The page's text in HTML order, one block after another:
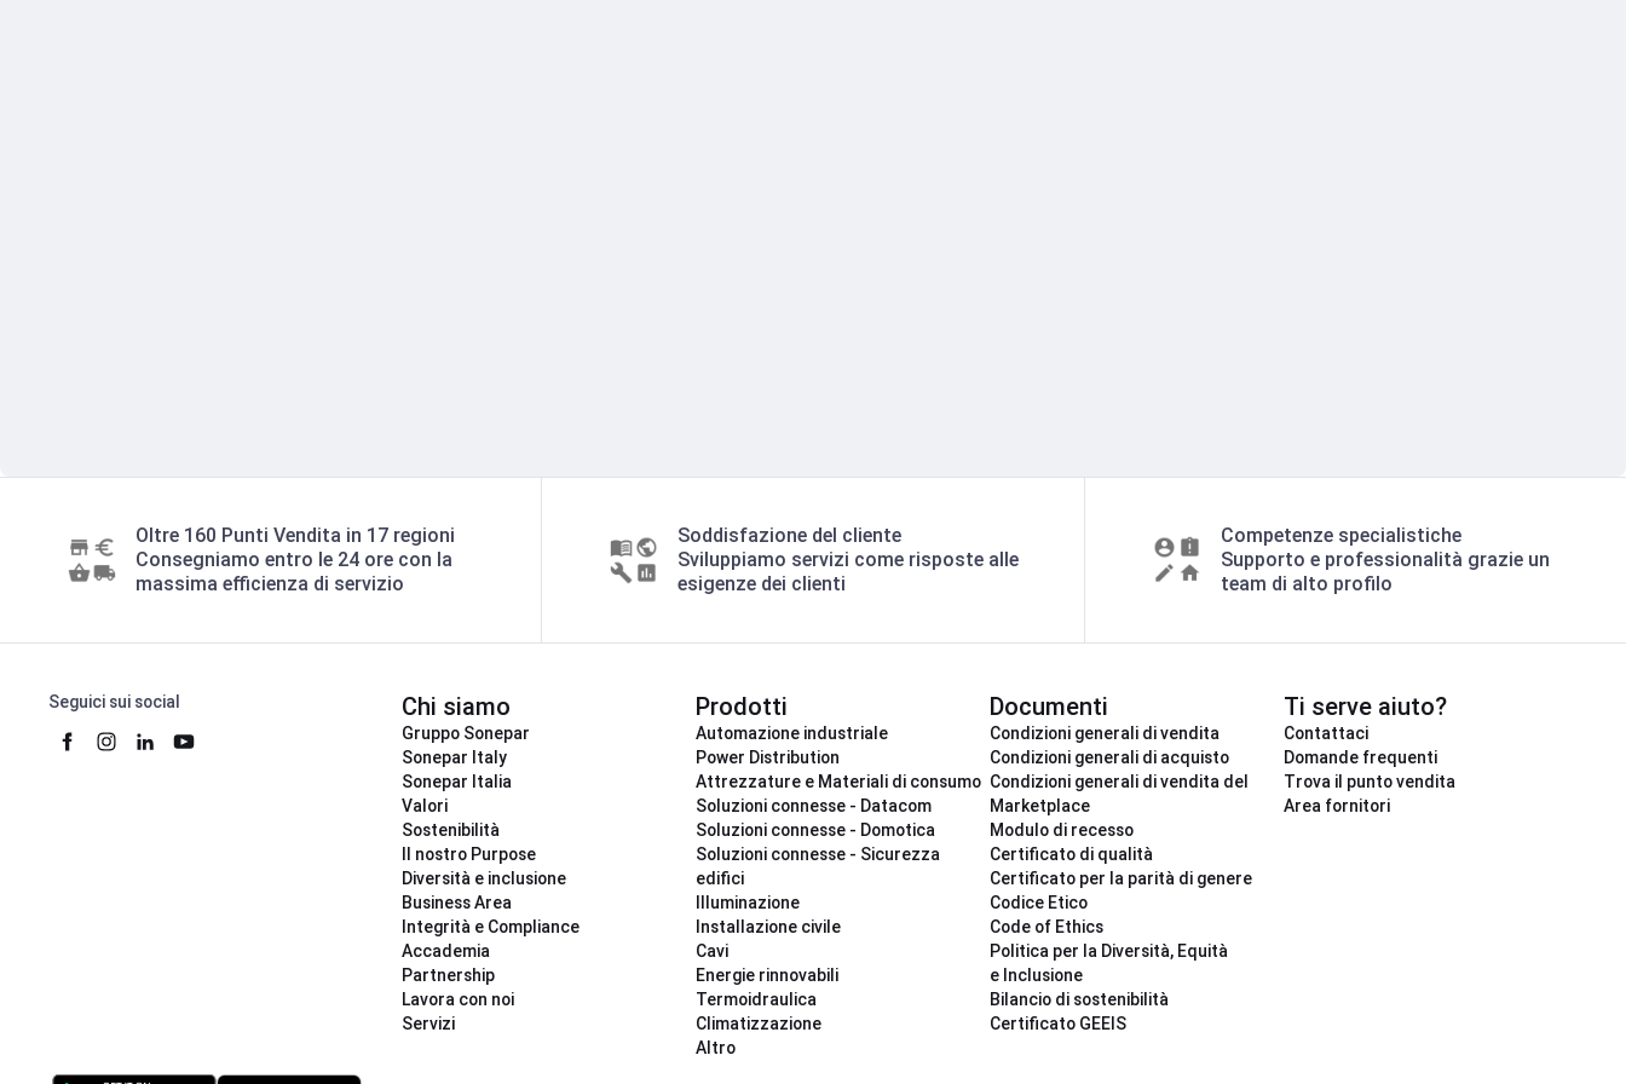
Oltre 160 Punti Vendita in 17 regioni
Consegniamo entro le 24 ore con la
massima efficienza di servizio
Soddisfazione del cliente
Sviluppiamo servizi come risposte alle
esigenze dei clienti
Competenze specialistiche
Supporto e professionalità grazie un
team di alto profilo
Seguici sui social Chi siamo
Gruppo Sonepar
Sonepar Italy
Sonepar Italia
Valori
Sostenibilità
Il nostro Purpose
Diversità e inclusione
Business Area
Integrità e Compliance
Accademia
Partnership
Lavora con noi
Servizi
Prodotti
Automazione industriale
Power Distribution
Attrezzature e Materiali di consumo
Soluzioni connesse - Datacom
Soluzioni connesse - Domotica
Soluzioni connesse - Sicurezza
edifici
Illuminazione
Installazione civile
Cavi
Energie rinnovabili
Termoidraulica
Climatizzazione
Altro
Documenti
Condizioni generali di vendita
Condizioni generali di acquisto
Condizioni generali di vendita del
Marketplace
Modulo di recesso
Certificato di qualità
Certificato per la parità di genere
Codice Etico
Code of Ethics
Politica per la Diversità, Equità
e Inclusione
Bilancio di sostenibilità
Certificato GEEIS
Ti serve aiuto?
Contattaci
Domande frequenti
Trova il punto vendita
Area fornitori